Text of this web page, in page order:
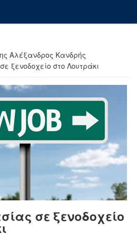
Αλέξανδρος Κανδρής
ξενοδοχείο στο Λουτράκι
σε ξενοδοχείο